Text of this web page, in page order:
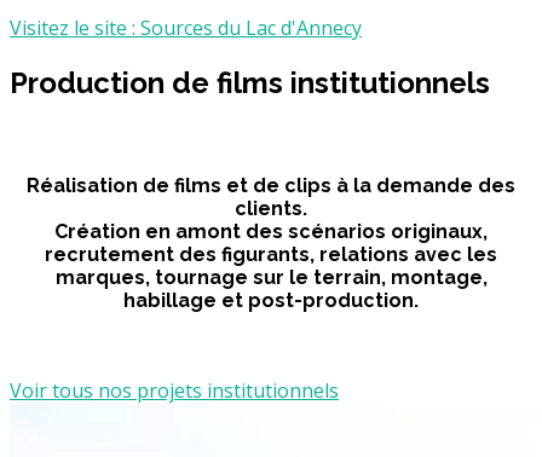
Visitez le site : Sources du Lac d'Annecy
Production de films institutionnels
Réalisation de films et de clips à la demande des
clients.
Création en amont des scénarios originaux,
recrutement des figurants, relations avec les
marques, tournage sur le terrain, montage,
habillage et post-production.
Voir tous nos projets institutionnels